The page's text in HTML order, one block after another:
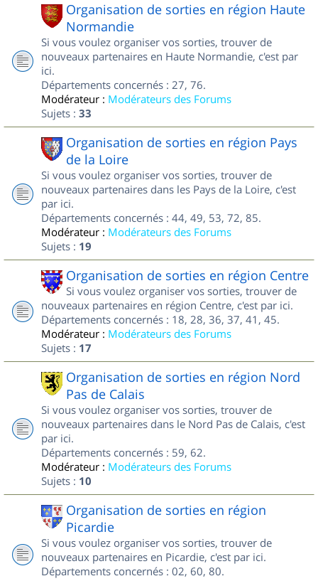
Organisation de sorties en région Haute
Normandie
Si vous voulez organiser vos sorties, trouver de
nouveaux partenaires en Haute Normandie, c'est par
ici.
Départements concernés : 27, 76.
Modérateur : Modérateurs des Forums
Sujets : 33
Organisation de sorties en région Pays
de la Loire
Si vous voulez organiser vos sorties, trouver de
nouveaux partenaires dans les Pays de la Loire, c'est
par ici.
Départements concernés : 44, 49, 53, 72, 85.
Modérateur : Modérateurs des Forums
Sujets : 19
Organisation de sorties en région Centre
Si vous voulez organiser vos sorties, trouver de
nouveaux partenaires en région Centre, c'est par ici.
Départements concernés : 18, 28, 36, 37, 41, 45.
Modérateur : Modérateurs des Forums
Sujets : 17
Organisation de sorties en région Nord
Pas de Calais
Si vous voulez organiser vos sorties, trouver de
nouveaux partenaires dans le Nord Pas de Calais, c'est
par ici.
Départements concernés : 59, 62.
Modérateur : Modérateurs des Forums
Sujets : 10
Organisation de sorties en région
Picardie
Si vous voulez organiser vos sorties, trouver de
nouveaux partenaires en Picardie, c'est par ici.
Départements concernés : 02, 60, 80.